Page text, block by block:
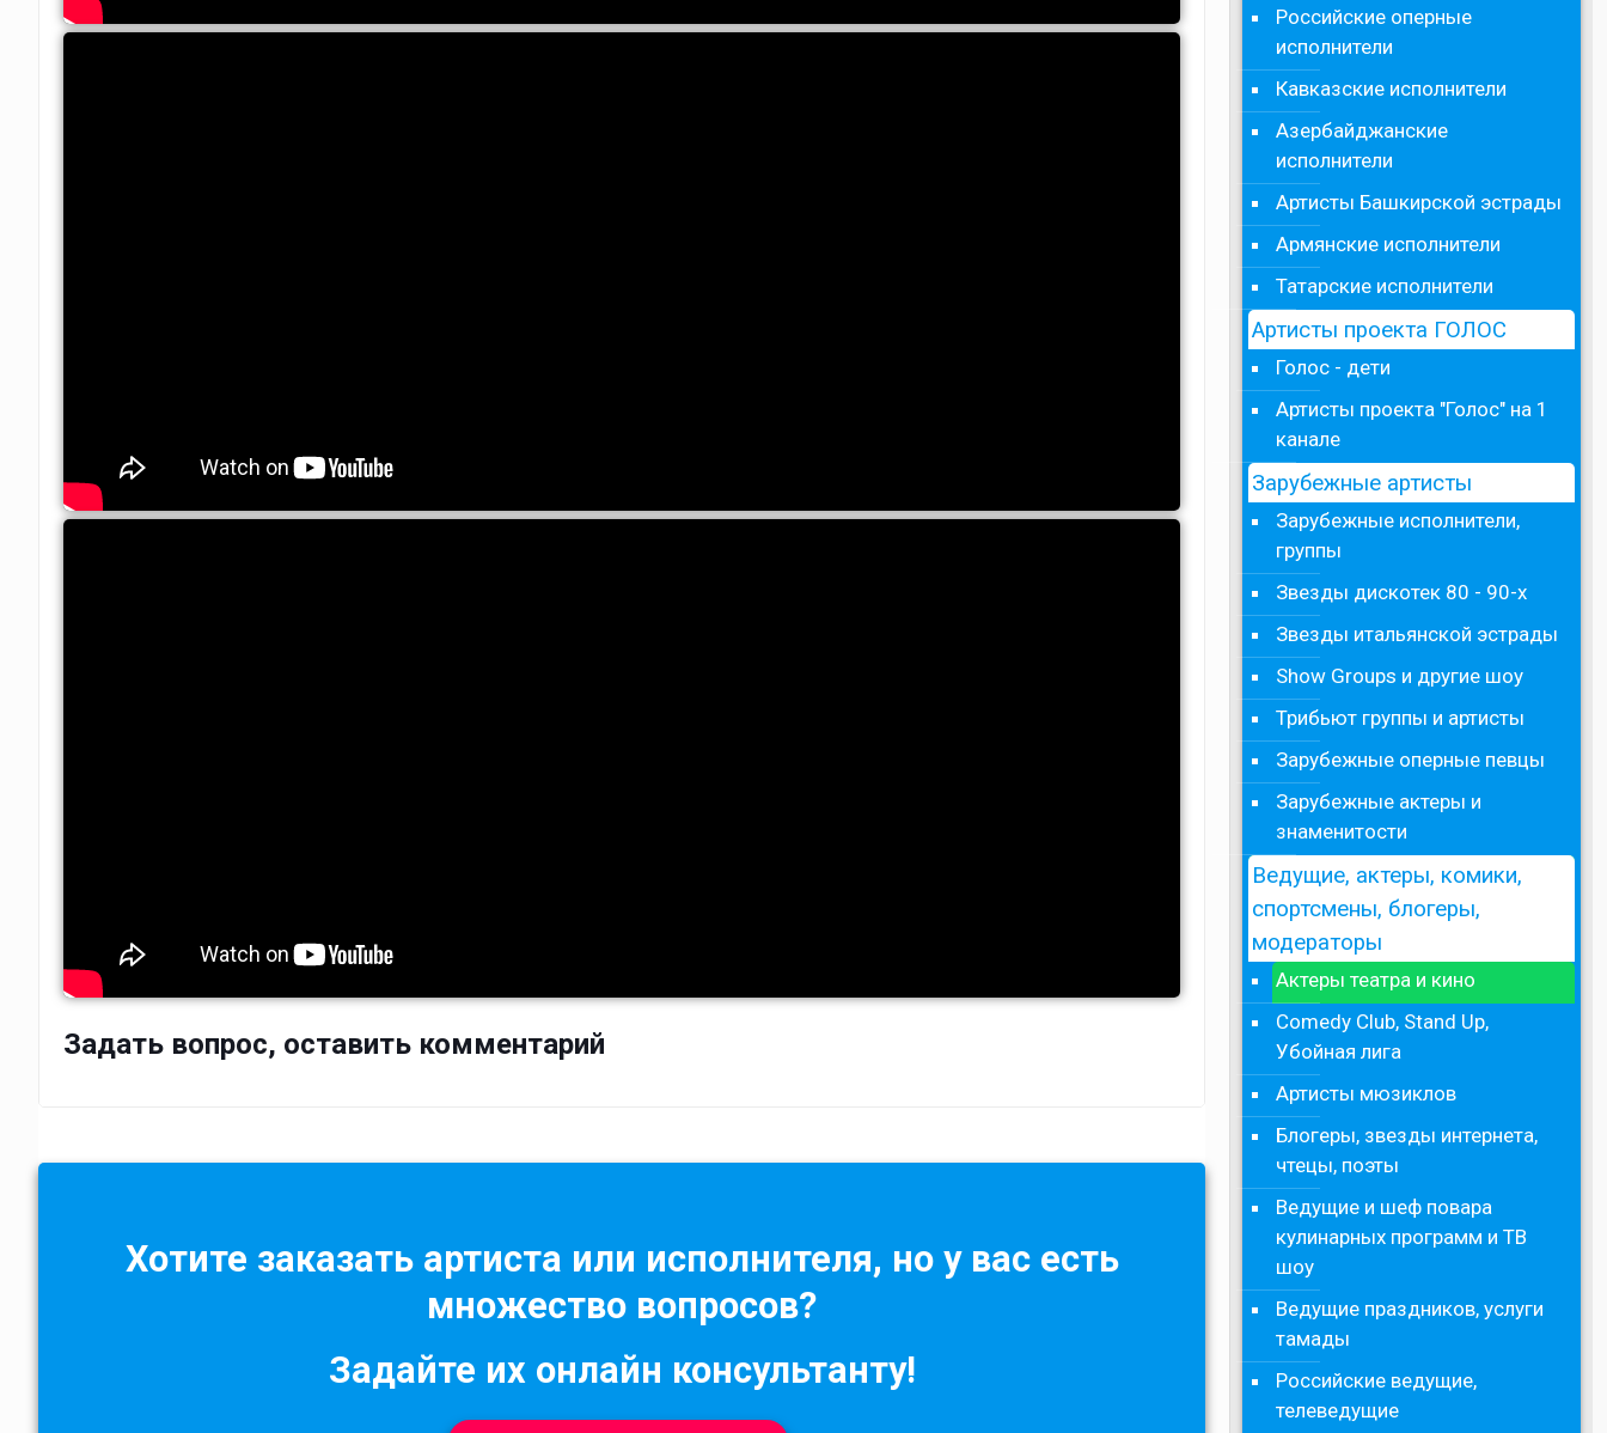
Задать вопрос, оставить комментарий
Хотите заказать артиста или исполнителя, но у вас есть
множество вопросов?
Задайте их онлайн консультанту!
Российские оперные
исполнители
Кавказские исполнители
Азербайджанские
исполнители
Артисты Башкирской эстрады
Армянские исполнители
Татарские исполнители
Артисты проекта ГОЛОС
Голос - дети
Артисты проекта "Голос" на 1
канале
Зарубежные артисты
Зарубежные исполнители,
группы
Звезды дискотек 80 - 90-х
Звезды итальянской эстрады
Show Groups и другие шоу
Трибьют группы и артисты
Зарубежные оперные певцы
Зарубежные актеры и
знаменитости
Ведущие, актеры, комики,
спортсмены, блогеры,
модераторы
Актеры театра и кино
Comedy Club, Stand Up,
Убойная лига
Артисты мюзиклов
Блогеры, звезды интернета,
чтецы, поэты
Ведущие и шеф повара
кулинарных программ и ТВ
шоу
Ведущие праздников, услуги
тамады
Российские ведущие,
телеведущие